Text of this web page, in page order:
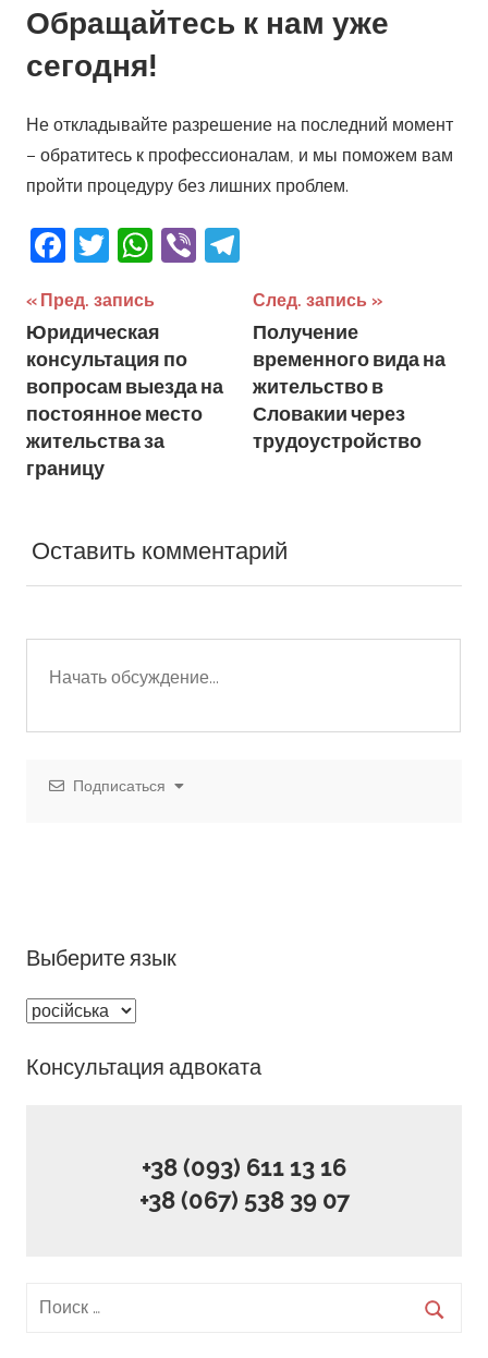
Обращайтесь к нам уже
сегодня!
Не откладывайте разрешение на последний момент
– обратитесь к профессионалам, и мы поможем вам
пройти процедуру без лишних проблем.
Facebook
Twitter
WhatsApp
Viber
Навигация
по
записям
Пред. запись
Юридическая
консультация по
вопросам выезда на
постоянное место
жительства за
границу
След. запись
Получение
временного вида на
жительство в
Словакии через
трудоустройство
Оставить комментарий
Подписаться
Выберите язык
Выберите
Консультация адвоката
+38 (093) 611 13 16
+38 (067) 538 39 07